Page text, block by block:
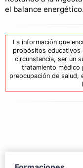
el balance energético.
La información que
propósitos educativos
circunstancia, ser un
tratamiento médico
preocupación de salud,